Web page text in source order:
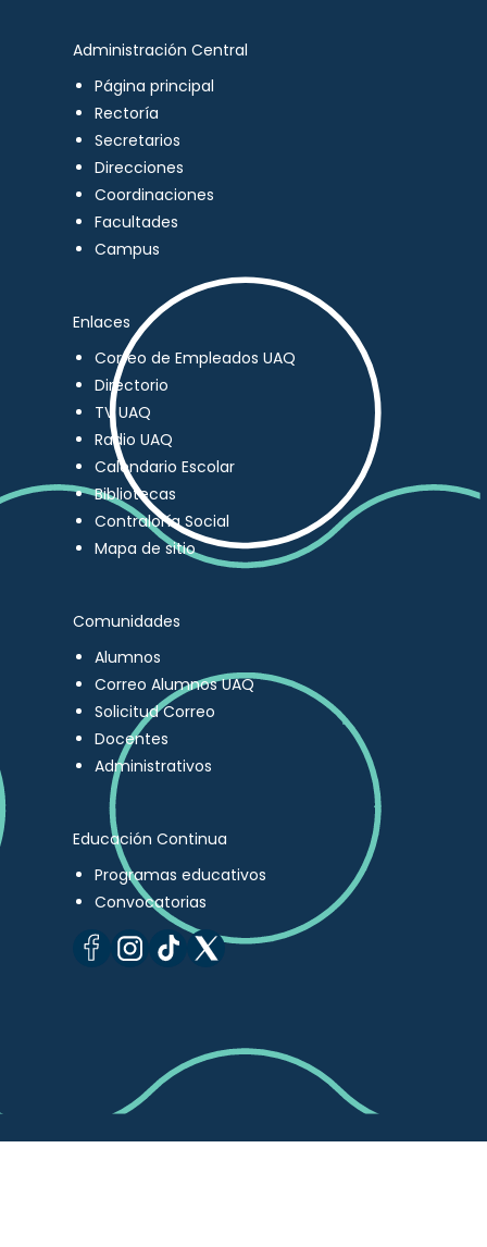
Administración Central
Página principal
Rectoría
Secretarios
Direcciones
Coordinaciones
Facultades
Campus
Enlaces
Correo de Empleados UAQ
Directorio
TV UAQ
Radio UAQ
Calendario Escolar
Bibliotecas
Contraloría Social
Mapa de sitio
Comunidades
Alumnos
Correo Alumnos UAQ
Solicitud Correo
Docentes
Administrativos
Educación Continua
Programas educativos
Convocatorias